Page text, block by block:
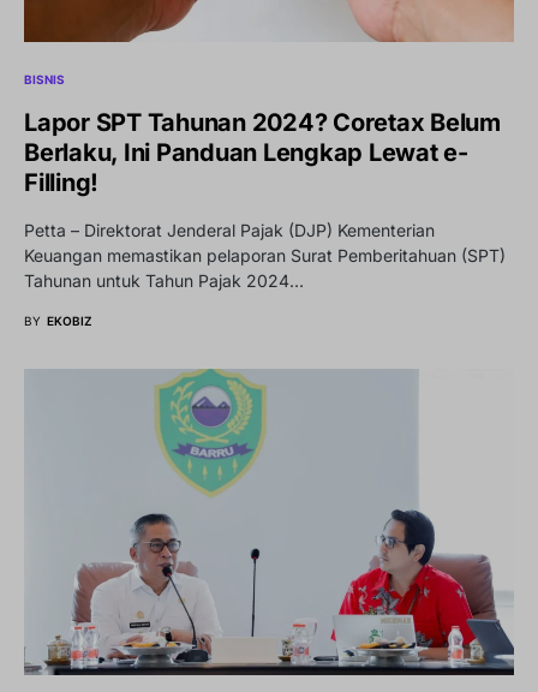
BISNIS
Lapor SPT Tahunan 2024? Coretax Belum
Berlaku, Ini Panduan Lengkap Lewat e-
Filling!
Petta – Direktorat Jenderal Pajak (DJP) Kementerian
Keuangan memastikan pelaporan Surat Pemberitahuan (SPT)
Tahunan untuk Tahun Pajak 2024…
BY EKOBIZ